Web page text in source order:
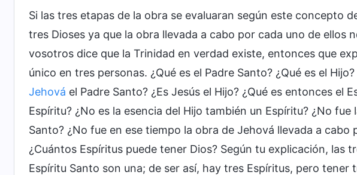
Si las tres etapas de la obra se evaluaran según este concepto
tres Dioses ya que la obra llevada a cabo por cada uno de ellos
vosotros dice que la Trinidad en verdad existe, entonces que
único en tres personas. ¿Qué es el Padre Santo? ¿Qué es el
Jehová el Padre Santo? ¿Es Jesús el Hijo? ¿Qué es entonces el
Espíritu? ¿No es la esencia del Hijo también un Espíritu? ¿No
Santo? ¿No fue en ese tiempo la obra de Jehová llevada a cabo
¿Cuántos Espíritus puede tener Dios? Según tu explicación, las
Espíritu Santo son una; de ser así, hay tres Espíritus, pero tener